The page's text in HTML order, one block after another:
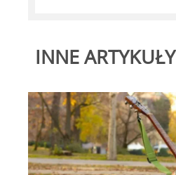
INNE ARTYKUŁY